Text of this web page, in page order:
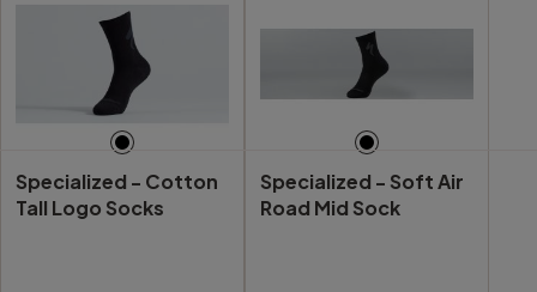
Specialized - Cotton
Tall Logo Socks
Specialized - Soft Air
Road Mid Sock